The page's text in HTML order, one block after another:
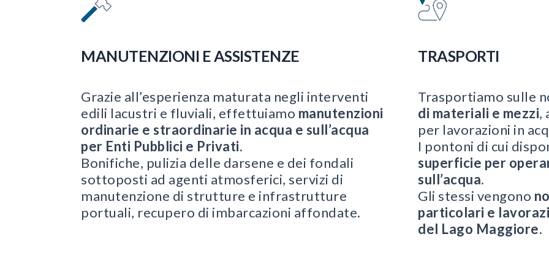
MANUTENZIONI E ASSISTENZE
Grazie all’esperienza maturata negli interventi
edili lacustri e fluviali, effettuiamo manutenzioni
ordinarie e straordinarie in acqua e sull’acqua
per Enti Pubblici e Privati.
Bonifiche, pulizia delle darsene e dei fondali
sottoposti ad agenti atmosferici, servizi di
manutenzione di strutture e infrastrutture
portuali, recupero di imbarcazioni affondate.
TRASPORTI
Trasportiamo sulle
di materiali e mezzi,
per lavorazioni in
I pontoni di cui
superficie per
sull’acqua.
Gli stessi vengono
particolari e
del Lago Maggiore.